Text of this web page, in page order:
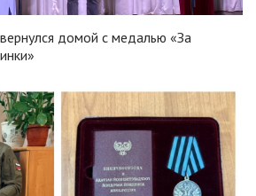
домой с медалью «За